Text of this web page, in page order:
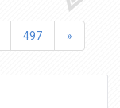
497 »